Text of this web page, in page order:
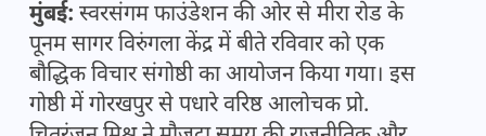
मुंबई: स्वरसंगम फाउंडेशन की ओर से मीरा रोड के
पूनम सागर विरुंगला केंद्र में बीते रविवार को एक
बौद्धिक विचार संगोष्ठी का आयोजन किया गया। इस
गोष्ठी में गोरखपुर से पधारे वरिष्ठ आलोचक प्रो.